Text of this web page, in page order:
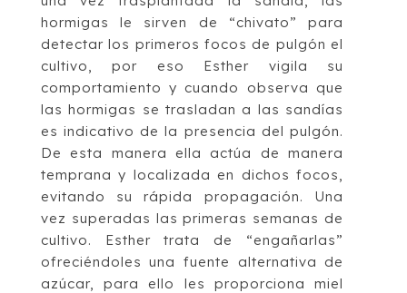
hormigas le sirven de “chivato” para
detectar los primeros focos de pulgón el
cultivo, por eso Esther vigila su
comportamiento y cuando observa que
las hormigas se trasladan a las sandías
es indicativo de la presencia del pulgón.
De esta manera ella actúa de manera
temprana y localizada en dichos focos,
evitando su rápida propagación. Una
vez superadas las primeras semanas de
cultivo. Esther trata de “engañarlas”
ofreciéndoles una fuente alternativa de
azúcar, para ello les proporciona miel